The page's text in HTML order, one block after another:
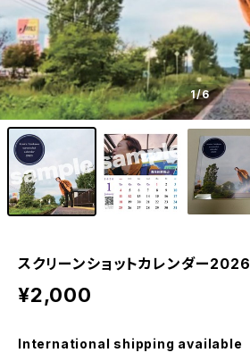
1/6
スクリーンショットカレンダー2026
¥2,000
International shipping available